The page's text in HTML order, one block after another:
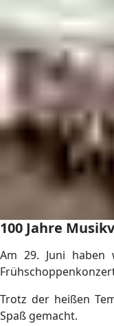
100 Jahre
Am 29. Juni haben
Trotz der heißen
Spaß gemacht.